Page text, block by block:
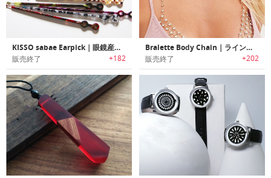
KISSO sabae Earpick｜眼鏡産地で誕生しためがねのフォルムをした耳かき
販売終了 +182
Bralette Body Chain｜ラインストーンでゴージャスに胸元を演出するブラレットボディチェーン
販売終了 +202